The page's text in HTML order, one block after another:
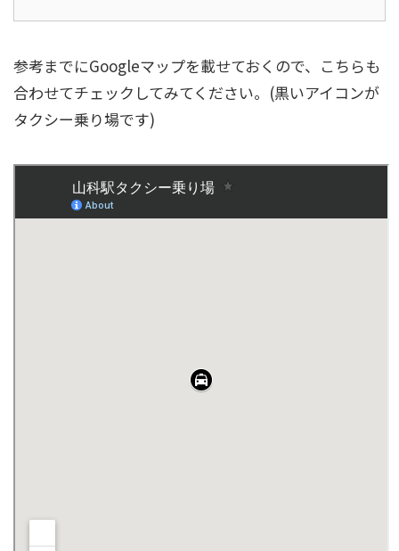
参考までにGoogleマップを載せておくので、こちらも
合わせてチェックしてみてください。(黒いアイコンが
タクシー乗り場です)